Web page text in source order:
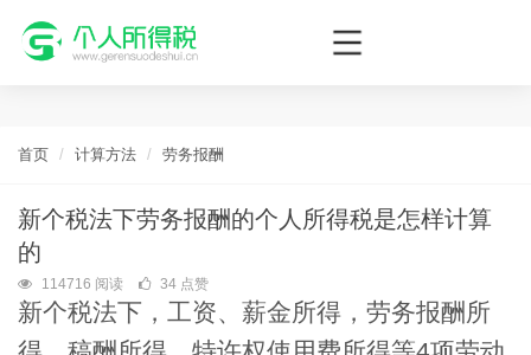
个人所得税网，最新个税资讯平台，您的个税管理专家！
首页 计算方法 劳务报酬
新个税法下劳务报酬的个人所得税是怎样计算
的
114716 阅读 34 点赞
新个税法下，工资、薪金所得，劳务报酬所